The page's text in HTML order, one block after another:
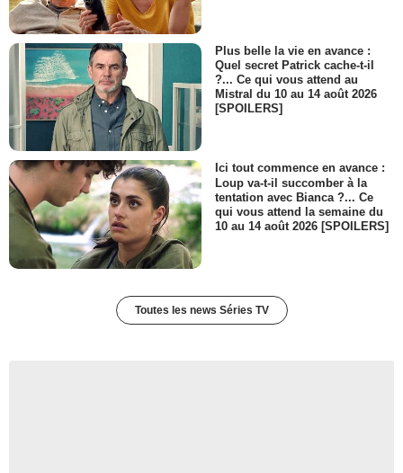
Plus belle la vie en avance :
Quel secret Patrick cache-t-il
?... Ce qui vous attend au
Mistral du 10 au 14 août 2026
[SPOILERS]
Ici tout commence en avance :
Loup va-t-il succomber à la
tentation avec Bianca ?... Ce
qui vous attend la semaine du
10 au 14 août 2026 [SPOILERS]
Toutes les news Séries TV